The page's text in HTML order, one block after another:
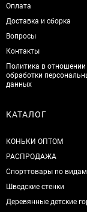
Оплата
Доставка и сборка
Вопросы
Контакты
Политика в отношении
обработки
данных
КАТАЛОГ
КОНЬКИ ОПТОМ
РАСПРОДАЖА
Спорттовары по видам
Шведские стенки
Деревянные детские